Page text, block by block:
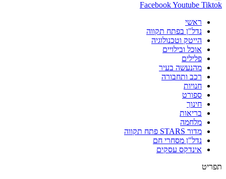
FacebookYoutube Tiktok
ראשי
נדל"ן בפתח תקווה
הייטק וטכנולוגיה
אוכל ובילויים
פלילים
מהנעשה בעיר
רכב ותחבורה
חנויות
ספורט
חינוך
בריאות
מלחמה
מדור STARS פתח תקווה
נדל"ן מסחרי חם
אינדקס עסקים
תפריט